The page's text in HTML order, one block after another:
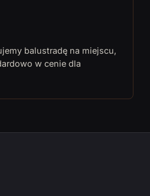
balustradę na miejscu,
w cenie dla